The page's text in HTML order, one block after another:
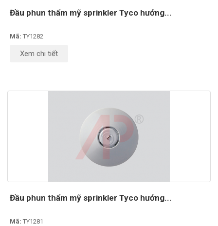
Đầu phun thẩm mỹ sprinkler Tyco hướng...
Mã: TY1282
Xem chi tiết
Đầu phun thẩm mỹ sprinkler Tyco hướng...
Mã: TY1281